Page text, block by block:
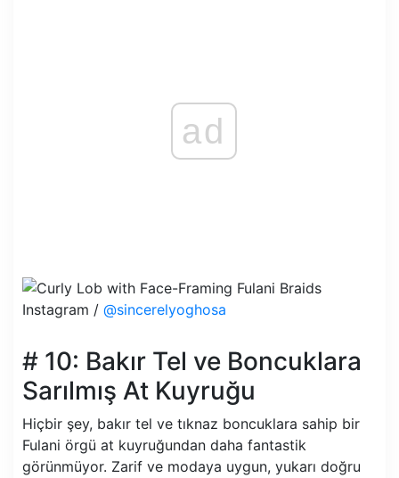
ad
Instagram / @sincerelyoghosa
# 10: Bakır Tel ve Boncuklara
Sarılmış At Kuyruğu
Hiçbir şey, bakır tel ve tıknaz boncuklara sahip bir
Fulani örgü at kuyruğundan daha fantastik
görünmüyor. Zarif ve modaya uygun, yukarı doğru